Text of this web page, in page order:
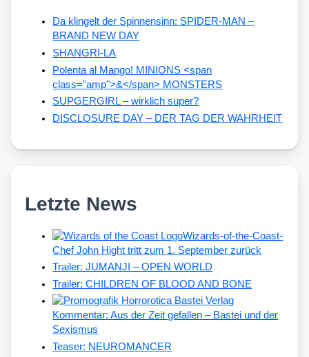
Da klingelt der Spinnensinn: SPIDER-MAN –
BRAND NEW DAY
SHANGRI-LA
Polenta al Mango! MINIONS <span
class="amp">&</span> MONSTERS
SUPGERGIRL – wirklich super?
DISCLOSURE DAY – DER TAG DER WAHRHEIT
Letzte News
Wizards-of-the-Coast-
Chef John Hight tritt zum 1. September zurück
Trailer: JUMANJI – OPEN WORLD
Trailer: CHILDREN OF BLOOD AND BONE
Kommentar: Aus der Zeit gefallen – Bastei und der
Sexismus
Teaser: NEUROMANCER